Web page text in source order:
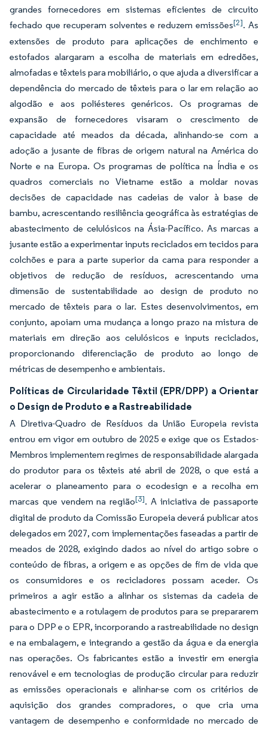
grandes fornecedores em sistemas eficientes de circuito
fechado que recuperam solventes e reduzem emissões[2]. As
extensões de produto para aplicações de enchimento e
estofados alargaram a escolha de materiais em edredões,
almofadas e têxteis para mobiliário, o que ajuda a diversificar a
dependência do mercado de têxteis para o lar em relação ao
algodão e aos poliésteres genéricos. Os programas de
expansão de fornecedores visaram o crescimento de
capacidade até meados da década, alinhando-se com a
adoção a jusante de fibras de origem natural na América do
Norte e na Europa. Os programas de política na Índia e os
quadros comerciais no Vietname estão a moldar novas
decisões de capacidade nas cadeias de valor à base de
bambu, acrescentando resiliência geográfica às estratégias de
abastecimento de celulósicos na Ásia-Pacífico. As marcas a
jusante estão a experimentar inputs reciclados em tecidos para
colchões e para a parte superior da cama para responder a
objetivos de redução de resíduos, acrescentando uma
dimensão de sustentabilidade ao design de produto no
mercado de têxteis para o lar. Estes desenvolvimentos, em
conjunto, apoiam uma mudança a longo prazo na mistura de
materiais em direção aos celulósicos e inputs reciclados,
proporcionando diferenciação de produto ao longo de
métricas de desempenho e ambientais.
Políticas de Circularidade Têxtil (EPR/DPP) a Orientar
o Design de Produto e a Rastreabilidade
A Diretiva-Quadro de Resíduos da União Europeia revista
entrou em vigor em outubro de 2025 e exige que os Estados-
Membros implementem regimes de responsabilidade alargada
do produtor para os têxteis até abril de 2028, o que está a
acelerar o planeamento para o ecodesign e a recolha em
marcas que vendem na região[3]. A iniciativa de passaporte
digital de produto da Comissão Europeia deverá publicar atos
delegados em 2027, com implementações faseadas a partir de
meados de 2028, exigindo dados ao nível do artigo sobre o
conteúdo de fibras, a origem e as opções de fim de vida que
os consumidores e os recicladores possam aceder. Os
primeiros a agir estão a alinhar os sistemas da cadeia de
abastecimento e a rotulagem de produtos para se prepararem
para o DPP e o EPR, incorporando a rastreabilidade no design
e na embalagem, e integrando a gestão da água e da energia
nas operações. Os fabricantes estão a investir em energia
renovável e em tecnologias de produção circular para reduzir
as emissões operacionais e alinhar-se com os critérios de
aquisição dos grandes compradores, o que cria uma
vantagem de desempenho e conformidade no mercado de